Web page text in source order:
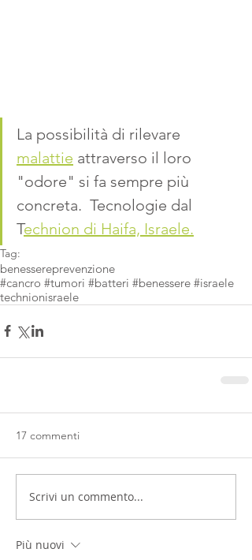
La possibilità di rilevare
malattie attraverso il loro
"odore" si fa sempre più
concreta.  Tecnologie dal
Technion di Haifa, Israele.
Tag:
benessereprevenzione
#cancro #tumori #batteri #benessere #israele
technionisraele
17 commenti
Scrivi un commento...
Più nuovi